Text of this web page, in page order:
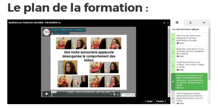
Le plan de la formation :